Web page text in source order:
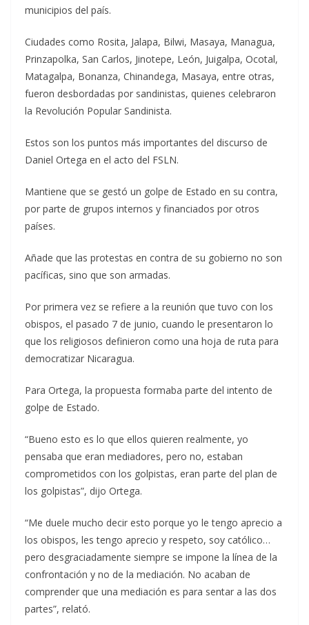
municipios del país.
Ciudades como Rosita, Jalapa, Bilwi, Masaya, Managua,
Prinzapolka, San Carlos, Jinotepe, León, Juigalpa, Ocotal,
Matagalpa, Bonanza, Chinandega, Masaya, entre otras,
fueron desbordadas por sandinistas, quienes celebraron
la Revolución Popular Sandinista.
Estos son los puntos más importantes del discurso de
Daniel Ortega en el acto del FSLN.
Mantiene que se gestó un golpe de Estado en su contra,
por parte de grupos internos y financiados por otros
países.
Añade que las protestas en contra de su gobierno no son
pacíficas, sino que son armadas.
Por primera vez se refiere a la reunión que tuvo con los
obispos, el pasado 7 de junio, cuando le presentaron lo
que los religiosos definieron como una hoja de ruta para
democratizar Nicaragua.
Para Ortega, la propuesta formaba parte del intento de
golpe de Estado.
“Bueno esto es lo que ellos quieren realmente, yo
pensaba que eran mediadores, pero no, estaban
comprometidos con los golpistas, eran parte del plan de
los golpistas”, dijo Ortega.
“Me duele mucho decir esto porque yo le tengo aprecio a
los obispos, les tengo aprecio y respeto, soy católico…
pero desgraciadamente siempre se impone la línea de la
confrontación y no de la mediación. No acaban de
comprender que una mediación es para sentar a las dos
partes”, relató.